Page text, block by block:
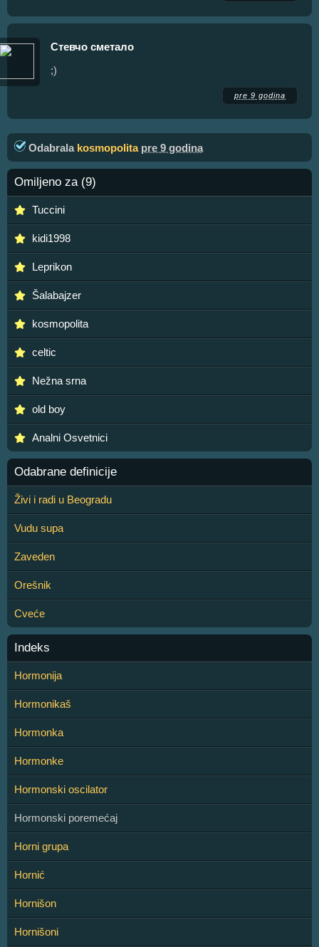
Стевчо сметало
;)
pre 9 godina
Odabrala kosmopolita pre 9 godina
Omiljeno za (9)
Tuccini
kidi1998
Leprikon
Šalabajzer
kosmopolita
celtic
Nežna srna
old boy
Analni Osvetnici
Odabrane definicije
Živi i radi u Beogradu
Vudu supa
Zaveden
Orešnik
Cveće
Indeks
Hormonija
Hormonikaš
Hormonka
Hormonke
Hormonski oscilator
Hormonski poremećaj
Horni grupa
Hornić
Hornišon
Hornišoni